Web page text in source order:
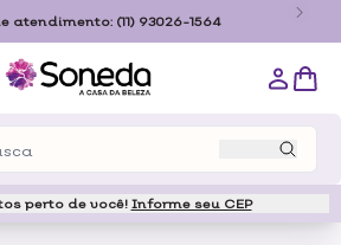
atendimento: (11) 93026-1564
perto de você! Informe seu CEP